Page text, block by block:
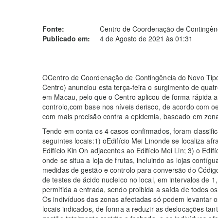
Fonte:
Centro de Coordenação de
Publicado em:
4 de Agosto de 2021 às 01:31
OCentro de Coordenação de Contingência do Novo
Centro) anunciou esta terça-feira o surgimento de
em Macau, pelo que o Centro aplicou de forma rápida
controlo,com base nos níveis derisco, de acordo com
com mais precisão contra a epidemia, baseado em
Tendo em conta os 4 casos confirmados, foram
seguintes locais:1) oEdifício Mei Linonde se localiza
Edifício Kin On adjacentes ao Edifício Mei Lin; 3) o
onde se situa a loja de frutas, incluindo as lojas
medidas de gestão e controlo para conversão do
de testes de ácido nucleico no local, em intervalos de
permitida a entrada, sendo proibida a saída de todos
Os indivíduos das zonas afectadas só podem levantar
locais indicados, de forma a reduzir as deslocações